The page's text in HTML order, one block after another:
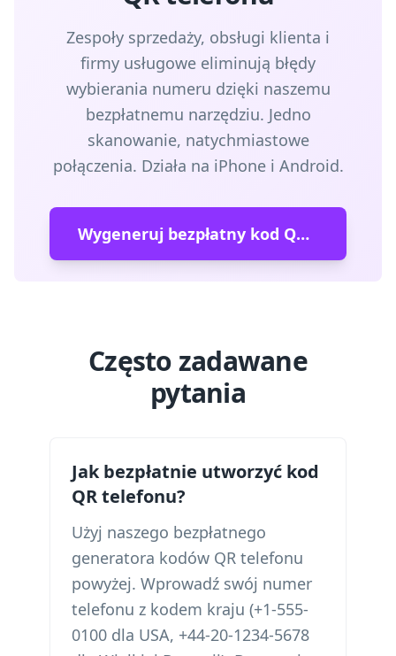
Zespoły sprzedaży, obsługi klienta i
firmy usługowe eliminują błędy
wybierania numeru dzięki naszemu
bezpłatnemu narzędziu. Jedno
skanowanie, natychmiastowe
połączenia. Działa na iPhone i Android.
Wygeneruj bezpłatny kod QR telefonu →
Często zadawane
pytania
Jak bezpłatnie utworzyć kod
QR telefonu?
Użyj naszego bezpłatnego
generatora kodów QR telefonu
powyżej. Wprowadź swój numer
telefonu z kodem kraju (+1-555-
0100 dla USA, +44-20-1234-5678